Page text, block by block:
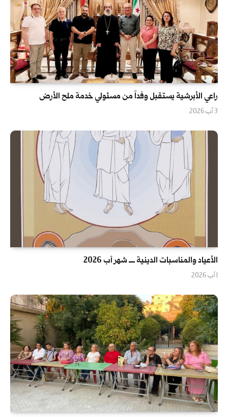
راعي الأبرشية يستقبل وفداً من مسئولي خدمة ملح الأرض
3 آب 2026
الأعياد والمناسبات الدينية ــــ شهر آب 2026
1 آب 2026